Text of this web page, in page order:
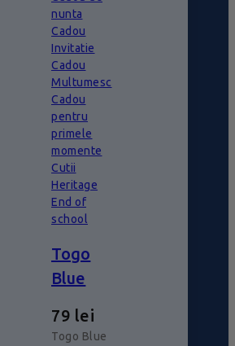
nunta
Cadou
Invitatie
Cadou
Multumesc
Cadou
pentru
primele
momente
Cutii
Heritage
End of
school
Togo
Blue
79 lei
Togo Blue